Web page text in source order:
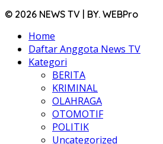
© 2026 NEWS TV | BY. WEBPro
Home
Daftar Anggota News TV
Kategori
BERITA
KRIMINAL
OLAHRAGA
OTOMOTIF
POLITIK
Uncategorized